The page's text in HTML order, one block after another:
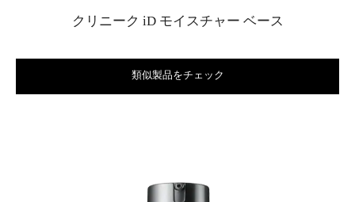
クリニーク iD モイスチャー ベース
類似製品をチェック